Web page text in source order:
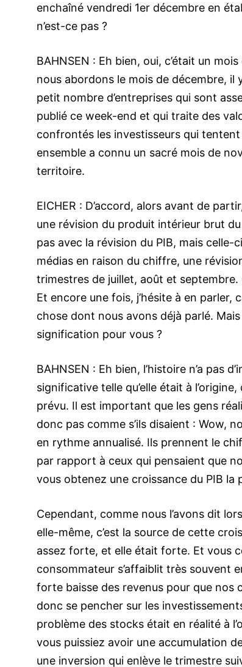
enchaîné vendredi 1er décembre en
n’est-ce pas ?
BAHNSEN : Eh bien, oui, c’était un
nous abordons le mois de décembre, il
petit nombre d’entreprises qui sont
publié ce week-end et qui traite des
confrontés les investisseurs qui
ensemble a connu un sacré mois de
territoire.
EICHER : D’accord, alors avant de
une révision du produit intérieur brut
pas avec la révision du PIB, mais
médias en raison du chiffre, une
trimestres de juillet, août et septembre.
Et encore une fois, j’hésite à en parler,
chose dont nous avons déjà parlé.
signification pour vous ?
BAHNSEN : Eh bien, l’histoire n’a pas
significative telle qu’elle était à
prévu. Il est important que les gens
donc pas comme s’ils disaient : Wow,
en rythme annualisé. Ils prennent le
par rapport à ceux qui pensaient que
vous obtenez une croissance du PIB la
Cependant, comme nous l’avons dit
elle-même, c’est la source de cette
assez forte, et elle était forte. Et vous
consommateur s’affaiblit très souvent
forte baisse des revenus pour que nos
donc se pencher sur les
problème des stocks était en réalité à
vous puissiez avoir une accumulation
une inversion qui enlève le trimestre